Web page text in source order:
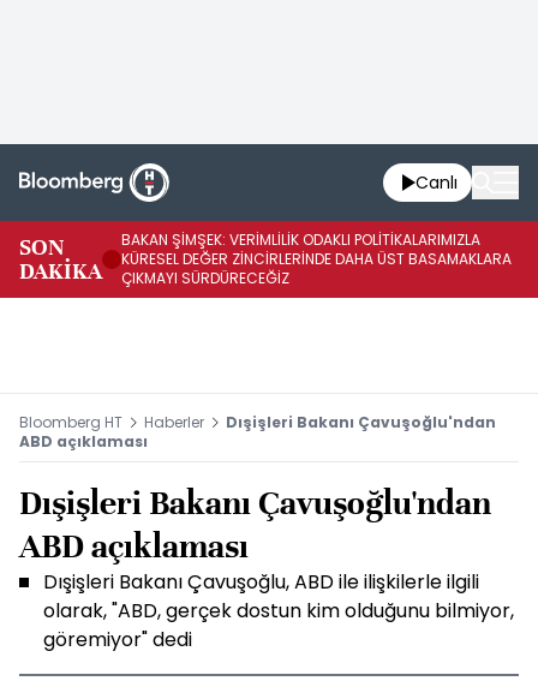
Canlı
SON
DAKİKA
BAKAN ŞİMŞEK: VERİMLİLİK ODAKLI POLİTİKALARIMIZLA
KÜRESEL DEĞER ZİNCİRLERİNDE DAHA ÜST BASAMAKLARA
ÇIKMAYI SÜRDÜRECEĞİZ
Bloomberg HT Haberler
Dışişleri Bakanı Çavuşoğlu'ndan
ABD açıklaması
Dışişleri Bakanı Çavuşoğlu'ndan
ABD açıklaması
Dışişleri Bakanı Çavuşoğlu, ABD ile ilişkilerle ilgili
olarak, "ABD, gerçek dostun kim olduğunu bilmiyor,
göremiyor" dedi